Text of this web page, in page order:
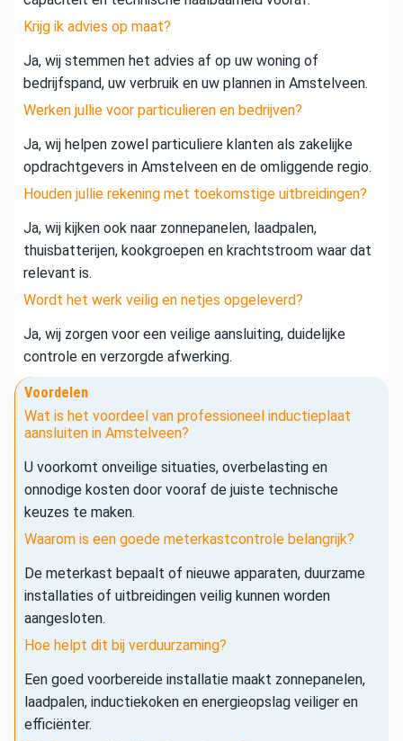
Krijg ik advies op maat?
Ja, wij stemmen het advies af op uw woning of
bedrijfspand, uw verbruik en uw plannen in Amstelveen.
Werken jullie voor particulieren en bedrijven?
Ja, wij helpen zowel particuliere klanten als zakelijke
opdrachtgevers in Amstelveen en de omliggende regio.
Houden jullie rekening met toekomstige uitbreidingen?
Ja, wij kijken ook naar zonnepanelen, laadpalen,
thuisbatterijen, kookgroepen en krachtstroom waar dat
relevant is.
Wordt het werk veilig en netjes opgeleverd?
Ja, wij zorgen voor een veilige aansluiting, duidelijke
controle en verzorgde afwerking.
Voordelen
Wat is het voordeel van professioneel inductieplaat
aansluiten in Amstelveen?
U voorkomt onveilige situaties, overbelasting en
onnodige kosten door vooraf de juiste technische
keuzes te maken.
Waarom is een goede meterkastcontrole belangrijk?
De meterkast bepaalt of nieuwe apparaten, duurzame
installaties of uitbreidingen veilig kunnen worden
aangesloten.
Hoe helpt dit bij verduurzaming?
Een goed voorbereide installatie maakt zonnepanelen,
laadpalen, inductiekoken en energieopslag veiliger en
efficiënter.